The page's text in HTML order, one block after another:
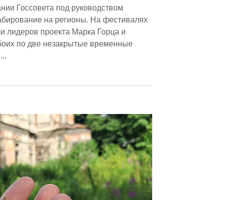
Госсовета под руководством
на регионы. На фестивалях
лидеров проекта Марка Горца и
по две незакрытые временные